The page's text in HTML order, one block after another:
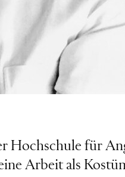
Hochschule für
Arbeit als